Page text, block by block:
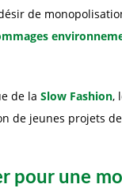
de
de la Slow Fashion,
de jeunes projets
pour une